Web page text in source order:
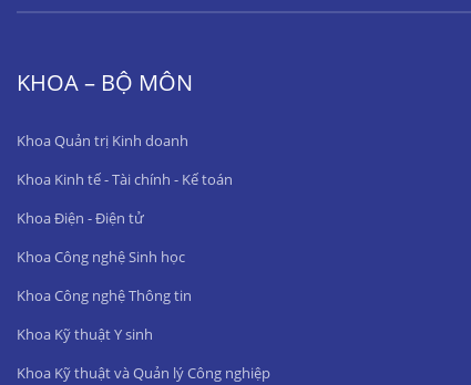
KHOA – BỘ MÔN
Khoa Quản trị Kinh doanh
Khoa Kinh tế - Tài chính - Kế toán
Khoa Điện - Điện tử
Khoa Công nghệ Sinh học
Khoa Công nghệ Thông tin
Khoa Kỹ thuật Y sinh
Khoa Kỹ thuật và Quản lý Công nghiệp